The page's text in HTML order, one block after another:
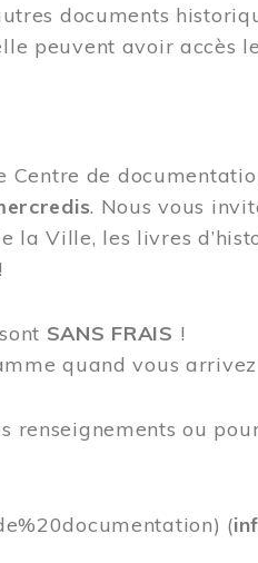
documents
peuvent avoir accès
de
. Nous vous
la Ville, les livres
SANS FRAIS !
quand vous
renseignements ou
(